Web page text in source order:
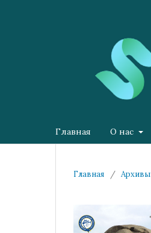
Главная О нас
Главная / Архивы